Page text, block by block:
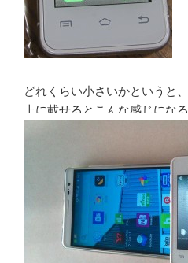
どれくらい小さいかというと
上に載せるとこんな感じにな